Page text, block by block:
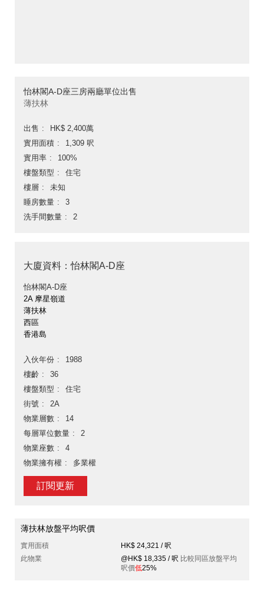
怡林閣A-D座三房兩廳單位出售
薄扶林
出售
HK$ 2,400萬
實用面積
1,309 呎
實用率
100%
樓盤類型
住宅
樓層
未知
睡房數量
3
洗手間數量
2
大廈資料：怡林閣A-D座
怡林閣A-D座
2A 摩星嶺道
薄扶林
西區
香港島
入伙年份
1988
樓齡
36
樓盤類型
住宅
街號
2A
物業層數
14
每層單位數量
2
物業座數
4
物業擁有權
多業權
訂閱更新
薄扶林放盤平均呎價
實用面積
HK$ 24,321 / 呎
此物業
@HK$ 18,335 / 呎 比較同區放盤平均
呎價低25%